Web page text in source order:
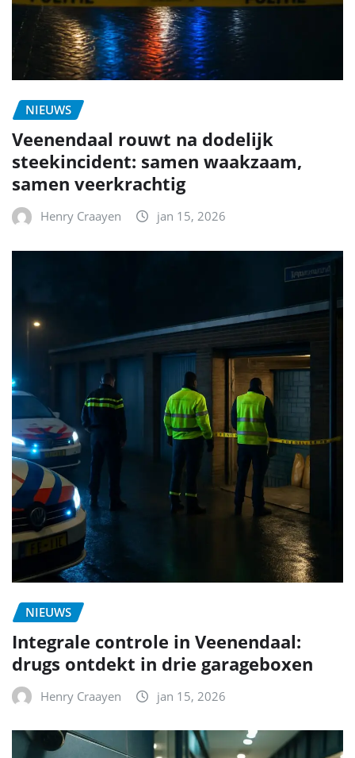
NIEUWS
Veenendaal rouwt na dodelijk
steekincident: samen waakzaam,
samen veerkrachtig
Henry Craayen jan 15, 2026
NIEUWS
Integrale controle in Veenendaal:
drugs ontdekt in drie garageboxen
Henry Craayen jan 15, 2026